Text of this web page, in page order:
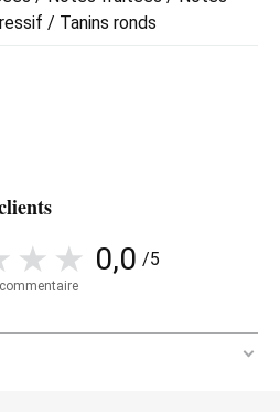
/ Tanins ronds
0,0 /5